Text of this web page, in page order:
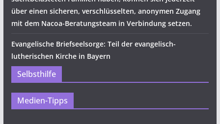
über einen sicheren, verschlüsselten, anonymen Zugang
mit dem Nacoa-Beratungsteam in Verbindung setzen.
Evangelische Briefseelsorge: Teil der evangelisch-
lutherischen Kirche in Bayern
Selbsthilfe
Medien-Tipps